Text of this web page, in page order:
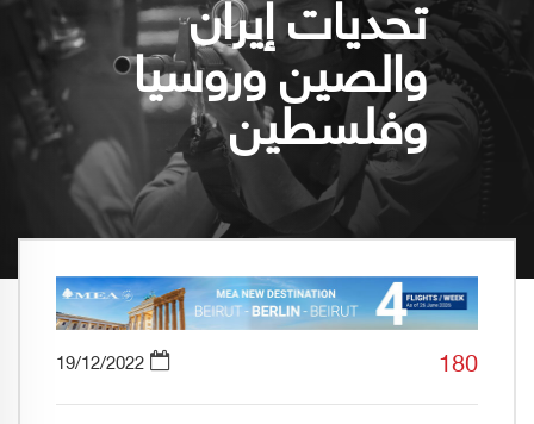
والصين وروسيا
وفلسطين
180
19/12/2022